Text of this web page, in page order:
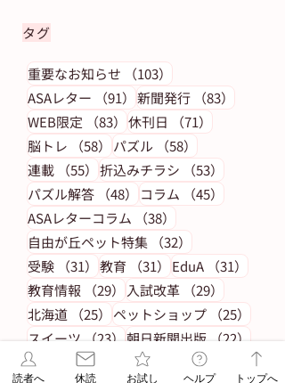
タグ
重要なお知らせ （103）
ASAレター
（91） 91件の記事
新聞発行 （83）
WEB限定
（83） 83件の記事
休刊日 （71）
脳トレ
（58） 58件の記事
パズル （58）
連載
（55） 55件の記事
折込みチラシ （53）
パズル解答
（48） 48件の記事
コラム （45）
ASAレターコラム
（38）
自由が丘ペット特集
（32）
受験
（31） 31件の記事
教育 （31） 31件の記事
EduA （31）
教育情報
（29） 29件の記事
入試改革 （29）
北海道
（25） 25件の記事
ペットショップ （25）
スイーツ
（23） 23件の記事
朝日新聞出版 （22） 22件
辻口博啓（20）
20件の記事
読者へ 休読 お試し ヘルプ トップへ